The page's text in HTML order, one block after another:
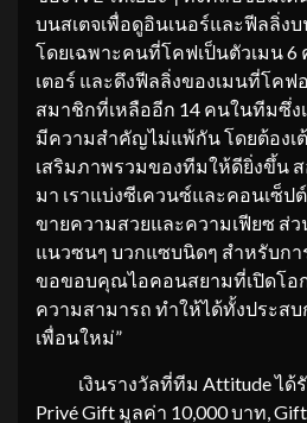
บนสเตจเพื่อดูอินเนอร์และฟีลลิ่ง
โดยเฉพาะคนที่โคฟเป็นตัวเมน 6
เตอร์ และดึงฟีลลิ่งของเมนที่โค
สมาชิกที่เหลืออีก 14 คนในทีมซึ่
มีความสำคัญไม่แพ้กัน โดยต้องเ
เสริมภาพรวมของทีมให้ดียิ่งขึ้น ส
มา เราแบ่งซีเควนซ์และคอนเซ็ป
ขายความสวยและความเฟียซ ส่ว
แนวซนๆ บวกแซบนิดๆ สำหรับก
ขอขอบคุณไอคอนสยามที่เปิดโอ
ความสามารถ ทำให้ได้ทั้งประส
เพื่อนใหม่”
เงินรางวัลที่ทีม Attitude ได้รั
Privé Gift มูลค่า 10,000 บาท,